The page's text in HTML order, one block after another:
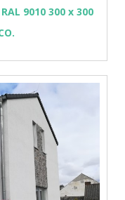
9010 300 x 300